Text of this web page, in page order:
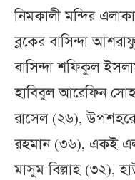
নিমকালী মন্দির
ব্লকের বাসিন্দা
বাসিন্দা শফিকুল
হাবিবুল আরেফিন
রাসেল (২৬), উপশহরের
রহমান (৩৬), একই
মাসুম বিল্লাহ (৩২),